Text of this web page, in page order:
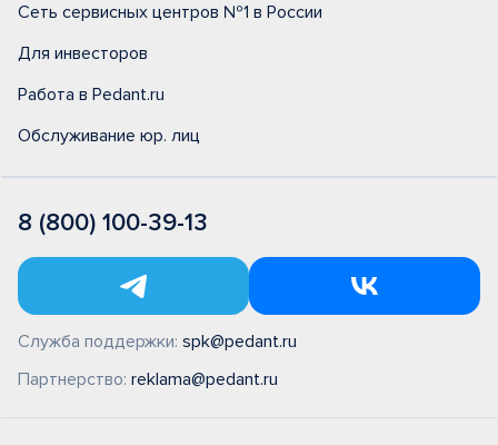
Сеть сервисных центров №1 в России
Для инвесторов
Работа в Pedant.ru
Обслуживание юр. лиц
8 (800) 100-39-13
Служба поддержки: spk@pedant.ru
Партнерство: reklama@pedant.ru